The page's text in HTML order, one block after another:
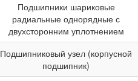
Подшипники шариковые
радиальные однорядные с
двухсторонним уплотнением
Подшипниковый узел (корпусной
подшипник)